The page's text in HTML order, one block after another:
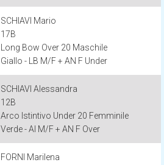
SCHIAVI Mario
17B
Long Bow Over 20 Maschile
Giallo - LB M/F + AN F Under
SCHIAVI Alessandra
12B
Arco Istintivo Under 20 Femminile
Verde - AI M/F + AN F Over
FORNI Marilena